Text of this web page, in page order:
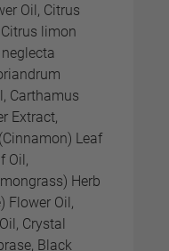
Oil, Citrus
limon
Carthamus
Extract,
Leaf
Oil,
Herb
Flower Oil,
Crystal
Black